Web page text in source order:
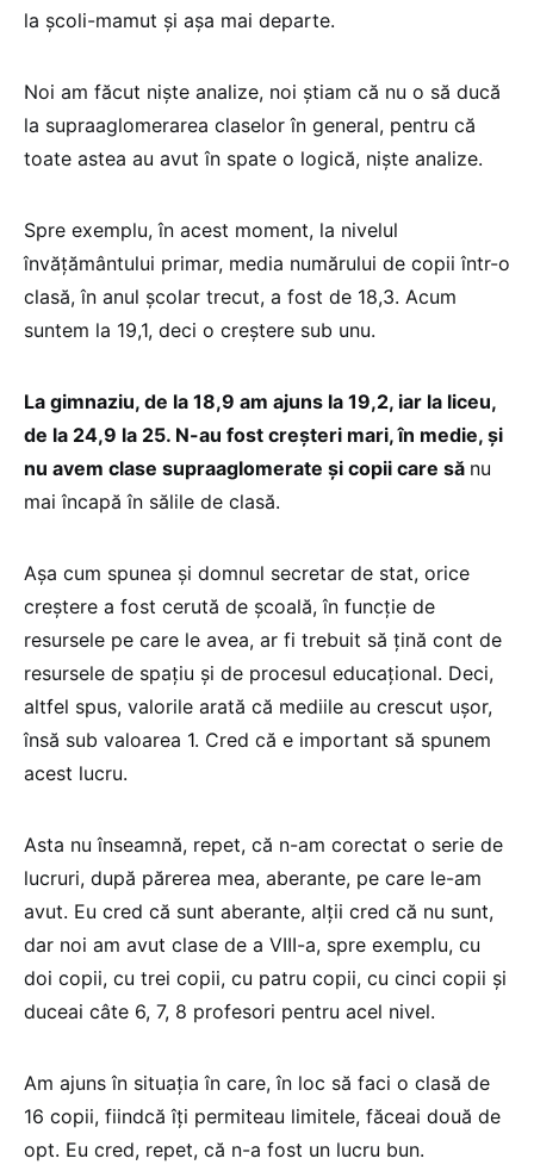
la școli-mamut și așa mai departe.
Noi am făcut niște analize, noi știam că nu o să ducă
la supraaglomerarea claselor în general, pentru că
toate astea au avut în spate o logică, niște analize.
Spre exemplu, în acest moment, la nivelul
învățământului primar, media numărului de copii într-o
clasă, în anul școlar trecut, a fost de 18,3. Acum
suntem la 19,1, deci o creștere sub unu.
La gimnaziu, de la 18,9 am ajuns la 19,2, iar la liceu,
de la 24,9 la 25. N-au fost creșteri mari, în medie, și
nu avem clase supraaglomerate și copii care să nu
mai încapă în sălile de clasă.
Așa cum spunea și domnul secretar de stat, orice
creștere a fost cerută de școală, în funcție de
resursele pe care le avea, ar fi trebuit să țină cont de
resursele de spațiu și de procesul educațional. Deci,
altfel spus, valorile arată că mediile au crescut ușor,
însă sub valoarea 1. Cred că e important să spunem
acest lucru.
Asta nu înseamnă, repet, că n-am corectat o serie de
lucruri, după părerea mea, aberante, pe care le-am
avut. Eu cred că sunt aberante, alții cred că nu sunt,
dar noi am avut clase de a VIII-a, spre exemplu, cu
doi copii, cu trei copii, cu patru copii, cu cinci copii și
duceai câte 6, 7, 8 profesori pentru acel nivel.
Am ajuns în situația în care, în loc să faci o clasă de
16 copii, fiindcă îți permiteau limitele, făceai două de
opt. Eu cred, repet, că n-a fost un lucru bun.